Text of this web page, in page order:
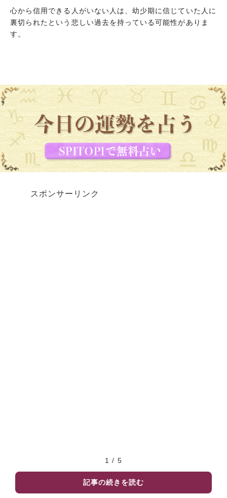
心から信用できる人がいない人は、幼少期に信じていた人に
裏切られたという悲しい過去を持っている可能性がありま
す。
スポンサーリンク
1 / 5
記事の続きを読む